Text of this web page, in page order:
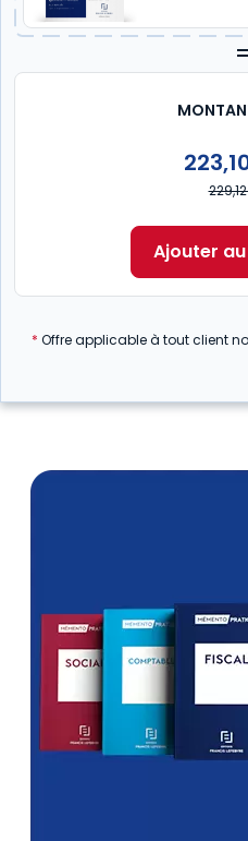
Ajouter
* Offre applicable à tout client